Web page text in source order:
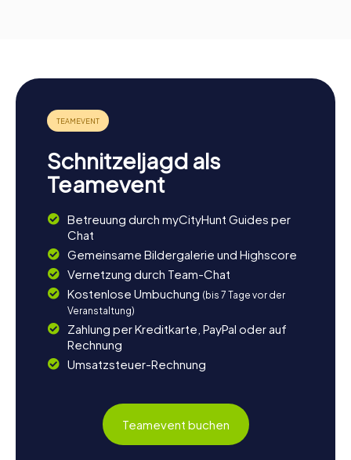
Schnitzeljagd als
Teamevent
Betreuung durch myCityHunt Guides per
Chat
Gemeinsame Bildergalerie und Highscore
Vernetzung durch Team-Chat
Kostenlose Umbuchung (bis 7 Tage vor der
Veranstaltung)
Zahlung per Kreditkarte, PayPal oder auf
Rechnung
Umsatzsteuer-Rechnung
Teamevent buchen